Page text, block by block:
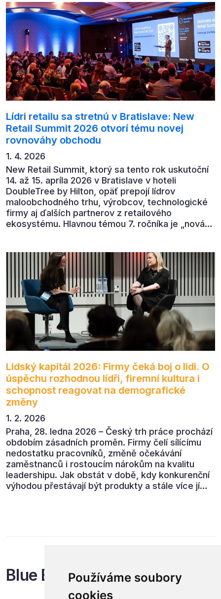
Používáme soubory
cookies
automatizaci, leadership i budoucnost role CFO.
Lídri retailu sa stretnú v Bratislave: New
Retail Summit 2026 otvorí tému novej
rovnováhy obchodu
1. 4. 2026
New Retail Summit, ktorý sa tento rok uskutoční
14. až 15. apríla 2026 v Bratislave v hoteli
DoubleTree by Hilton, opäť prepojí lídrov
maloobchodného trhu, výrobcov, technologické
firmy aj ďalších partnerov z retailového
ekosystému. Hlavnou témou 7. ročníka je „nová
Lidský kapitál 2026: Firmy čeká boj o lidi. O
úspěchu rozhodnou lídři, firemní kultura i
schopnost reagovat na demografické
změny
1. 2. 2026
Praha, 28. ledna 2026 – Český trh práce prochází
obdobím zásadních proměn. Firmy čelí sílícímu
nedostatku pracovníků, změně očekávání
zaměstnanců i rostoucím nárokům na kvalitu
leadershipu. Jak obstát v době, kdy konkurenční
výhodou přestávají být produkty a stále více jí
Blue Events